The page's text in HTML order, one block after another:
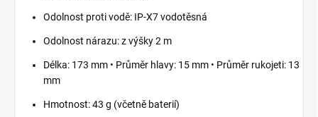
Odolnost proti vodě: IP-X7 vodotěsná
Odolnost nárazu: z výšky 2 m
Délka: 173 mm • Průměr hlavy: 15 mm • Průměr rukojeti: 13
mm
Hmotnost: 43 g (včetně baterií)